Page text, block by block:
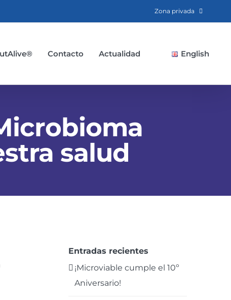
Zona privada
Contacto Actualidad English
salud
Entradas recientes
¡Microviable cumple el 10º
Aniversario!